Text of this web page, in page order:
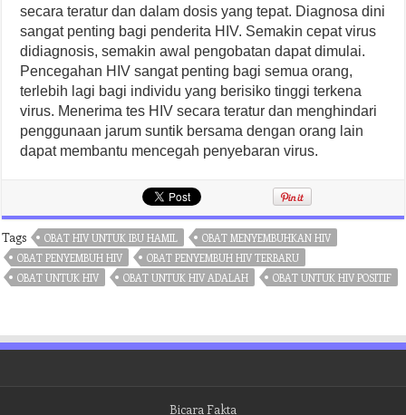
secara teratur dan dalam dosis yang tepat. Diagnosa dini
sangat penting bagi penderita HIV. Semakin cepat virus
didiagnosis, semakin awal pengobatan dapat dimulai.
Pencegahan HIV sangat penting bagi semua orang,
terlebih lagi bagi individu yang berisiko tinggi terkena
virus. Menerima tes HIV secara teratur dan menghindari
penggunaan jarum suntik bersama dengan orang lain
dapat membantu mencegah penyebaran virus.
Tags OBAT HIV UNTUK IBU HAMIL
OBAT MENYEMBUHKAN HIV
OBAT PENYEMBUH HIV
OBAT PENYEMBUH HIV TERBARU
OBAT UNTUK HIV
OBAT UNTUK HIV ADALAH OBAT UNTUK HIV POSITIF
Bicara Fakta